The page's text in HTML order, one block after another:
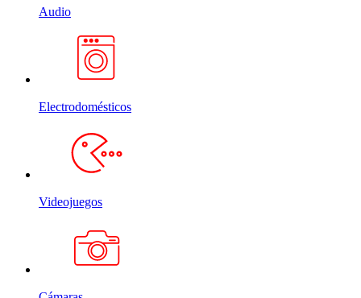
Audio
Electrodomésticos
Videojuegos